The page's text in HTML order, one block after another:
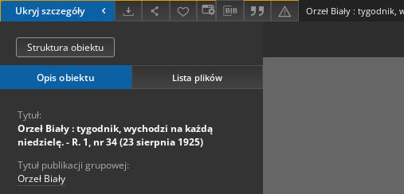
Ukryj szczegóły
Struktura obiektu
Opis obiektu Lista plików
Tytuł:
Orzeł Biały : tygodnik, wychodzi na każdą
niedzielę. - R. 1, nr 34 (23 sierpnia 1925)
Tytuł publikacji grupowej:
Orzeł Biały